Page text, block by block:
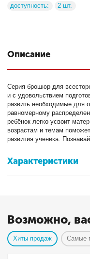
доступность: 2 шт.
Описание
Серия брошюр для
и с удовольствием
развить необходимые для
равномерному
ребёнок легко усвоит
возрастам и темам
развития ученика.
Характеристики
Возможно,
Хиты продаж Самые